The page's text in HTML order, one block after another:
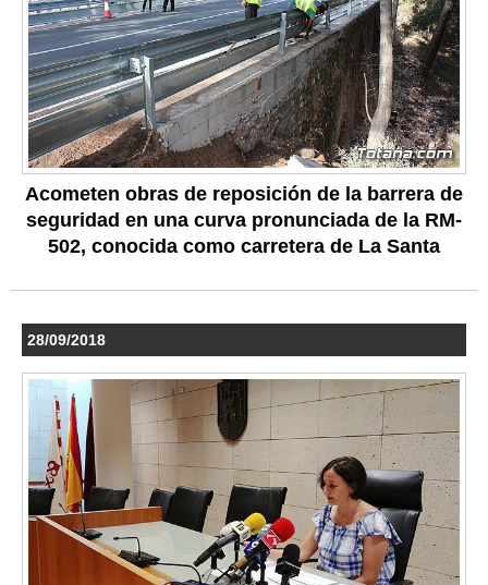
Acometen obras de reposición de la barrera de
seguridad en una curva pronunciada de la RM-
502, conocida como carretera de La Santa
28/09/2018